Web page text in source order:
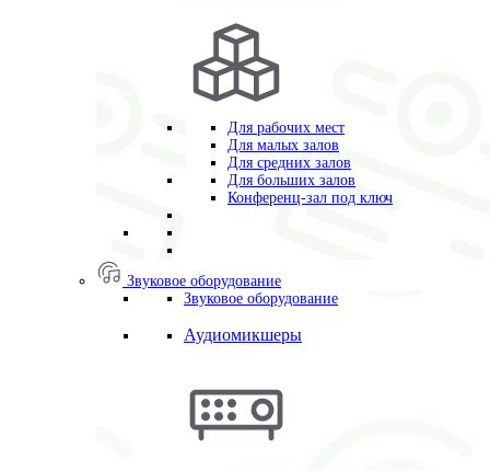
Для рабочих мест
Для малых залов
Для средних залов
Для больших залов
Конференц-зал под ключ
Звуковое оборудование
Звуковое оборудование
Аудиомикшеры